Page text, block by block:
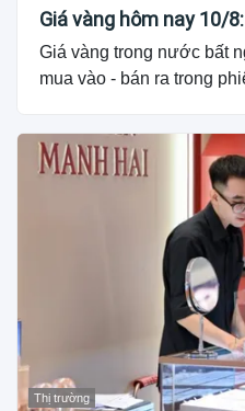
Giá vàng hôm nay 10/
Giá vàng trong nước bất
mua vào - bán ra trong
Thị trường